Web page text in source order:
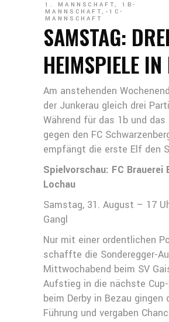
1. MANNSCHAFT, 1B-
MANNSCHAFT, 1C-
MANNSCHAFT
SAMSTAG: DREI
HEIMSPIELE IN
Am anstehenden
der Junkerau gleich drei
Während für das 1b und das
gegen den FC
empfängt die erste Elf den
Spielvorschau: FC Brauerei
Lochau
Samstag, 31. August – 17
Gangl
Nur mit einer ordentlichen
schaffte die Sonderegger-
Mittwochabend beim SV
Aufstieg in die nächste Cup-
beim Derby in Bezau gingen
Führung und vergaben